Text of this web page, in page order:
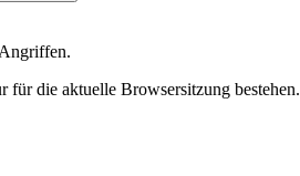
für die aktuelle Browsersitzung bestehen.